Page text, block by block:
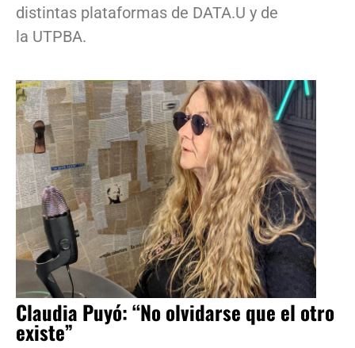
distintas plataformas de DATA.U y de
la UTPBA.
Claudia Puyó: “No olvidarse que el otro
existe”